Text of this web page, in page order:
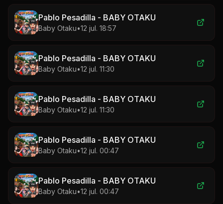
Pablo Pesadilla - BABY OTAKU
Baby Otaku•12 jul. 18:57
Pablo Pesadilla - BABY OTAKU
Baby Otaku•12 jul. 11:30
Pablo Pesadilla - BABY OTAKU
Baby Otaku•12 jul. 11:30
Pablo Pesadilla - BABY OTAKU
Baby Otaku•12 jul. 00:47
Pablo Pesadilla - BABY OTAKU
Baby Otaku•12 jul. 00:47